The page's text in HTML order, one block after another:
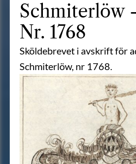
Schmiterlöw-
Nr. 1768
Sköldebrevet i avskrift för
Schmiterlöw, nr 1768.